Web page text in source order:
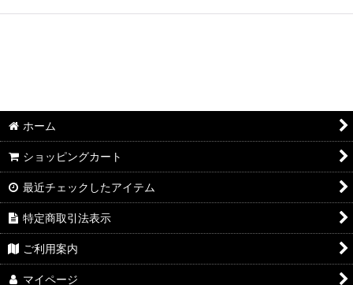
ホーム
ショッピングカート
最近チェックしたアイテム
特定商取引法表示
ご利用案内
マイページ